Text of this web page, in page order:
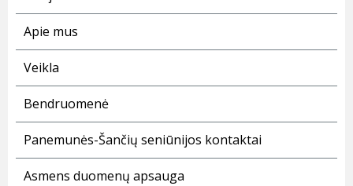
Apie mus
Veikla
Bendruomenė
Panemunės-Šančių seniūnijos kontaktai
Asmens duomenų apsauga